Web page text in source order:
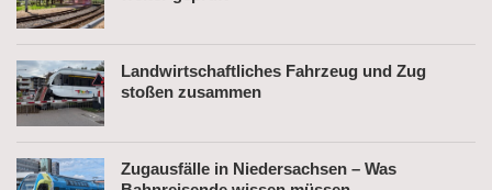
Landwirtschaftliches Fahrzeug und Zug
stoßen zusammen
Zugausfälle in Niedersachsen – Was